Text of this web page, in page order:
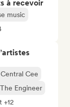
à recevoir
music
Central Cee
Engineer